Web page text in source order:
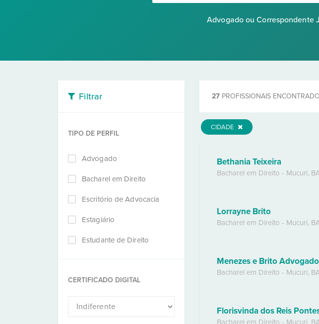
Advogado ou Correspondente
Filtrar
TIPO DE PERFIL
Advogado
Bacharel em Direito
Escritório de Advocacia
Estagiário
Estudante de Direito
CERTIFICADO DIGITAL
27 PROFISSIONAIS
CIDADE
Bethania Teixeira
Bacharel em Direito - Mucuri,
Lorrayne Brito
Bacharel em Direito - Mucuri,
Menezes e Brito
Bacharel em Direito - Mucuri,
Florisvinda dos Reis
Bacharel em Direito - Mucuri,